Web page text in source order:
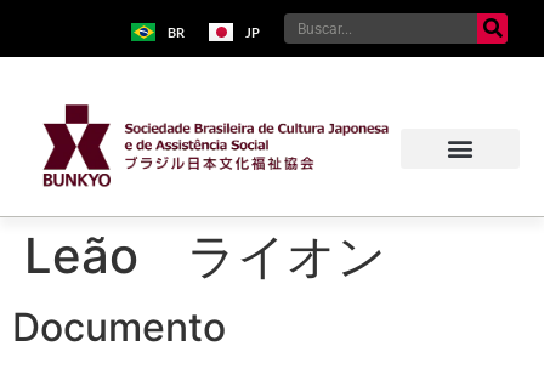
BR JP
Leão ライオン
Documento